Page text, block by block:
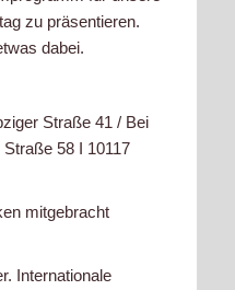
zu präsentieren.
dabei.
Straße 41 / Bei
58 I 10117
mitgebracht
Internationale